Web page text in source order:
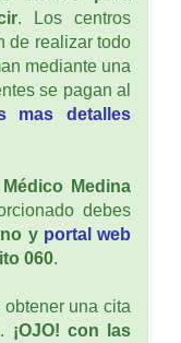
. Los centros
de realizar todo
mediante una
se pagan al
mas detalles
Medina
debes
y portal web
060.
una cita
¡OJO! con las